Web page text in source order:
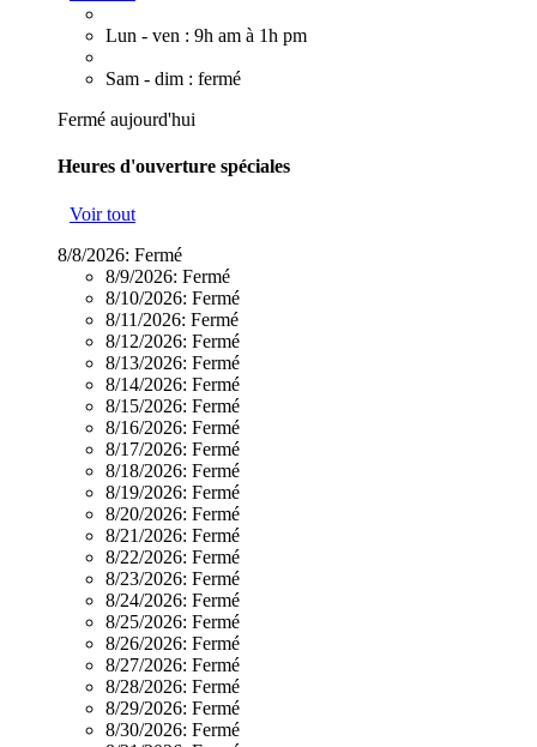
Lun - ven : 9h am à 1h pm
Sam - dim : fermé
Fermé aujourd'hui
Heures d'ouverture spéciales
Voir tout
8/8/2026: Fermé
8/9/2026: Fermé
8/10/2026: Fermé
8/11/2026: Fermé
8/12/2026: Fermé
8/13/2026: Fermé
8/14/2026: Fermé
8/15/2026: Fermé
8/16/2026: Fermé
8/17/2026: Fermé
8/18/2026: Fermé
8/19/2026: Fermé
8/20/2026: Fermé
8/21/2026: Fermé
8/22/2026: Fermé
8/23/2026: Fermé
8/24/2026: Fermé
8/25/2026: Fermé
8/26/2026: Fermé
8/27/2026: Fermé
8/28/2026: Fermé
8/29/2026: Fermé
8/30/2026: Fermé